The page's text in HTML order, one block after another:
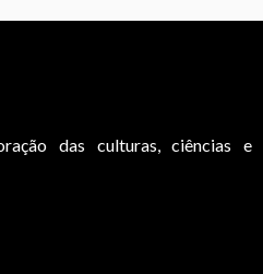
das culturas, ciências e